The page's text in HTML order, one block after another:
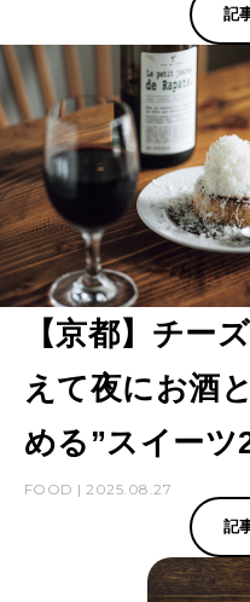
記
【京都】チー
えて夜にお酒
める”スイーツ
FOOD | 2025.08.27
記